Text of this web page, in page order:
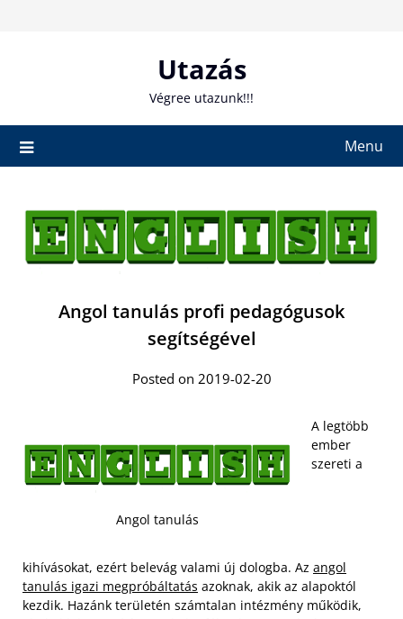
Utazás
Végree utazunk!!!
Menu
Angol tanulás profi pedagógusok
segítségével
Posted on 2019-02-20
Angol tanulás
A legtöbb
ember
szereti a
kihívásokat, ezért belevág valami új dologba. Az angol
tanulás igazi megpróbáltatás azoknak, akik az alapoktól
kezdik. Hazánk területén számtalan intézmény működik,